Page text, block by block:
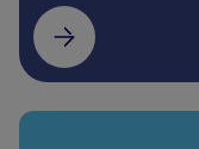
(öffnet in einem